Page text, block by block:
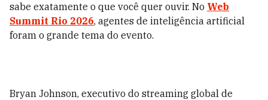
sabe exatamente o que você quer ouvir. No Web
Summit Rio 2026, agentes de inteligência artificial
foram o grande tema do evento.
Bryan Johnson, executivo do streaming global de